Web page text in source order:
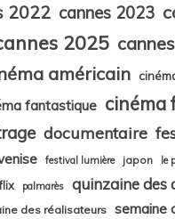
2022 cannes 2023
2025
américain
fantastique cinéma
documentaire
festival lumière japon le
palmarès quinzaine des
des réalisateurs semaine